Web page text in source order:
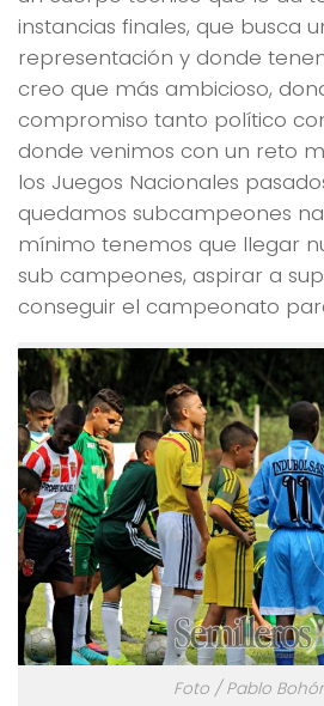
instancias finales, que busca
representación y donde
creo que más ambicioso,
compromiso tanto político
donde venimos con un reto
los Juegos Nacionales
quedamos subcampeones
mínimo tenemos que llegar
sub campeones, aspirar a
conseguir el campeonato
Foto / Pablo